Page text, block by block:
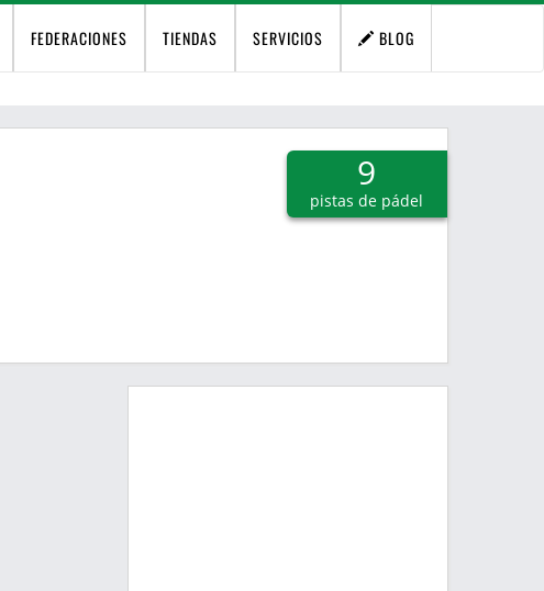
FEDERACIONES TIENDAS SERVICIOS BLOG
9
pistas de pádel